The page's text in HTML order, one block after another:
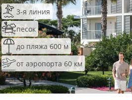
3-я линия
песок
до пляжа 600 м
от аэропорта 60 км
ТОП 10 недорогих отелей
5*
Лучшие отели 4* звезды
Недорогие отели 4*
звезды
Лучшие отели 3* звезды